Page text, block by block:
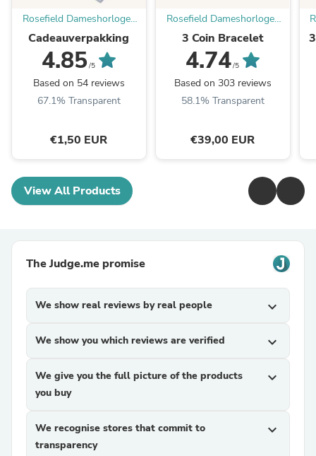
Rosefield Dameshorloges
& Sieraden | Official
Website
Cadeauverpakking
4.85/5
Based on 54 reviews
67.1% Transparent
€1,50 EUR
Rosefield Dameshorloges
& Sieraden | Official
Website
3 Coin Bracelet
4.74/5
Based on 303 reviews
58.1% Transparent
€39,00 EUR
View All Products
The Judge.me promise
We show real reviews by real people expand_more
We show you which reviews are verified expand_more
We give you the full picture of the products
you buy
expand_more
We recognise stores that commit to
transparency
expand_more